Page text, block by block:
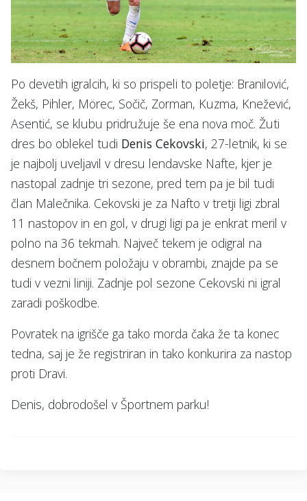
Po devetih igralcih, ki so prispeli to poletje: Branilović,
Žekš, Pihler, Mörec, Sočič, Zorman, Kuzma, Knežević,
Asentić, se klubu pridružuje še ena nova moč. Žuti
dres bo oblekel tudi Denis Cekovski, 27-letnik, ki se
je najbolj uveljavil v dresu lendavske Nafte, kjer je
nastopal zadnje tri sezone, pred tem pa je bil tudi
član Malečnika. Cekovski je za Nafto v tretji ligi zbral
11 nastopov in en gol, v drugi ligi pa je enkrat meril v
polno na 36 tekmah. Največ tekem je odigral na
desnem bočnem položaju v obrambi, znajde pa se
tudi v vezni liniji. Zadnje pol sezone Cekovski ni igral
zaradi poškodbe.
Povratek na igrišče ga tako morda čaka že ta konec
tedna, saj je že registriran in tako konkurira za nastop
proti Dravi.
Denis, dobrodošel v Športnem parku!